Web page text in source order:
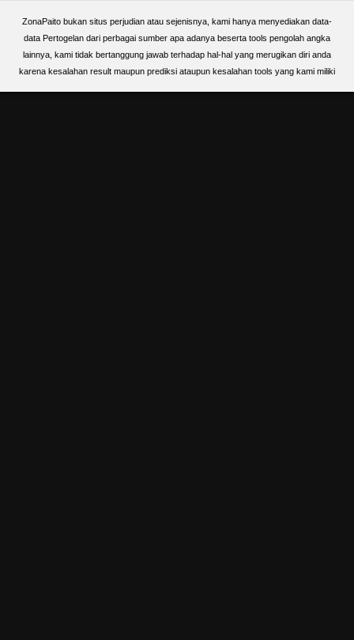
ZonaPaito bukan situs perjudian atau sejenisnya, kami hanya menyediakan data-
data Pertogelan dari perbagai sumber apa adanya beserta tools pengolah angka
lainnya, kami tidak bertanggung jawab terhadap hal-hal yang merugikan diri anda
karena kesalahan result maupun prediksi ataupun kesalahan tools yang kami miliki